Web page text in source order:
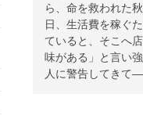
ら、命を救われた
日、生活費を稼ぐ
ていると、そこへ
味がある」と言い
人に警告してきて